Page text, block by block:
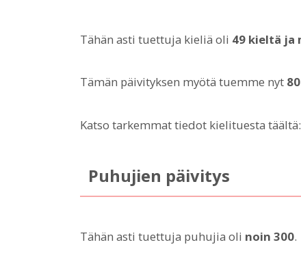
Tähän asti tuettuja kieliä oli 49 kieltä ja
Tämän päivityksen myötä tuemme nyt
Katso tarkemmat tiedot kielituesta täältä:
Puhujien päivitys
Tähän asti tuettuja puhujia oli noin 300.